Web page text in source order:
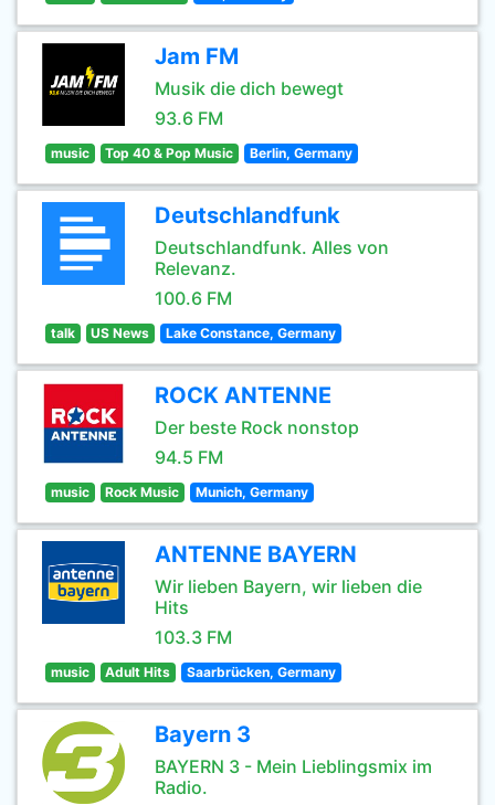
Jam FM
Musik die dich bewegt
93.6 FM
music Top 40 & Pop Music Berlin, Germany
Deutschlandfunk
Deutschlandfunk. Alles von
Relevanz.
100.6 FM
talk US News Lake Constance, Germany
ROCK ANTENNE
Der beste Rock nonstop
94.5 FM
music Rock Music Munich, Germany
ANTENNE BAYERN
Wir lieben Bayern, wir lieben die
Hits
103.3 FM
music Adult Hits Saarbrücken, Germany
Bayern 3
BAYERN 3 - Mein Lieblingsmix im
Radio.